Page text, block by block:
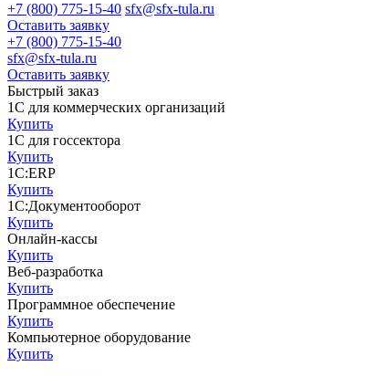
+7 (800) 775-15-40 sfx@sfx-tula.ru
Оставить заявку
+7 (800) 775-15-40
sfx@sfx-tula.ru
Оставить заявку
Быстрый заказ
1С для коммерческих организаций
Купить
1С для госсектора
Купить
1С:ERP
Купить
1С:Документооборот
Купить
Онлайн-кассы
Купить
Веб-разработка
Купить
Программное обеспечение
Купить
Компьютерное оборудование
Купить